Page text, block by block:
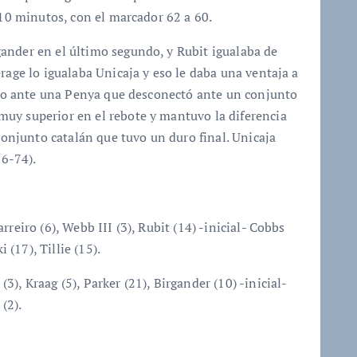
minutos, con el marcador 62 a 60.
en el último segundo, y Rubit igualaba de
lo igualaba Unicaja y eso le daba una ventaja a
una Penya que desconectó ante un conjunto
superior en el rebote y mantuvo la diferencia
catalán que tuvo un duro final. Unicaja
74).
(6), Webb III (3), Rubit (14) -inicial- Cobbs
(17), Tillie (15).
Kraag (5), Parker (21), Birgander (10) -inicial-